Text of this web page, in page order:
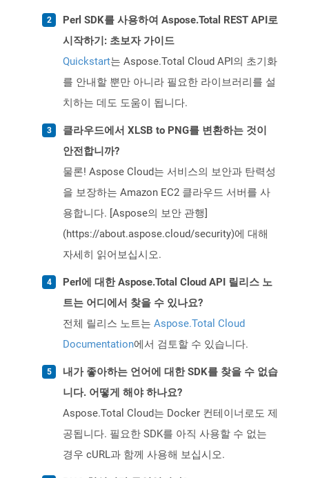
Perl SDK를 사용하여 Aspose.Total REST API로
시작하기: 초보자 가이드
Quickstart는 Aspose.Total Cloud API의 초기화
를 안내할 뿐만 아니라 필요한 라이브러리를 설
치하는 데도 도움이 됩니다.
클라우드에서 XLSB to PNG를 변환하는 것이
안전합니까?
물론! Aspose Cloud는 서비스의 보안과 탄력성
을 보장하는 Amazon EC2 클라우드 서버를 사
용합니다. [Aspose의 보안 관행]
(https://about.aspose.cloud/security)에 대해
자세히 읽어보십시오.
Perl에 대한 Aspose.Total Cloud API 릴리스 노
트는 어디에서 찾을 수 있나요?
전체 릴리스 노트는 Aspose.Total Cloud
Documentation에서 검토할 수 있습니다.
내가 좋아하는 언어에 대한 SDK를 찾을 수 없습
니다. 어떻게 해야 하나요?
Aspose.Total Cloud는 Docker 컨테이너로도 제
공됩니다. 필요한 SDK를 아직 사용할 수 없는
경우 cURL과 함께 사용해 보십시오.